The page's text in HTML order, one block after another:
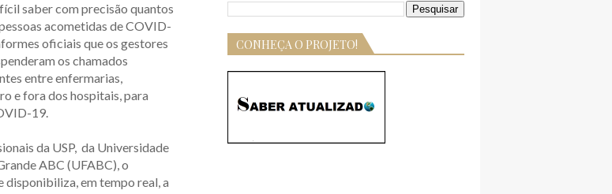
saber com precisão quantos
acometidas de COVID-
oficiais que os gestores
os chamados
entre enfermarias,
e fora dos hospitais, para
19.
da USP, da Universidade
ABC (UFABC), o
em tempo real, a
CONHEÇA O PROJETO!